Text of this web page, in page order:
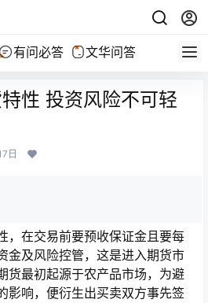
有问必答 文华问答
性 投资风险不可轻
日
在交易前要预收保证金且要每
金及风险控管，这是进入期货市
货最初起源于农产品市场，为避
影响，便衍生出买卖双方事先签